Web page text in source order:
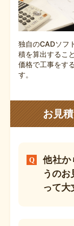
独自のCADソフ
積を算出するこ
価格で工事をす
す。
お見
他社
うのお
って大